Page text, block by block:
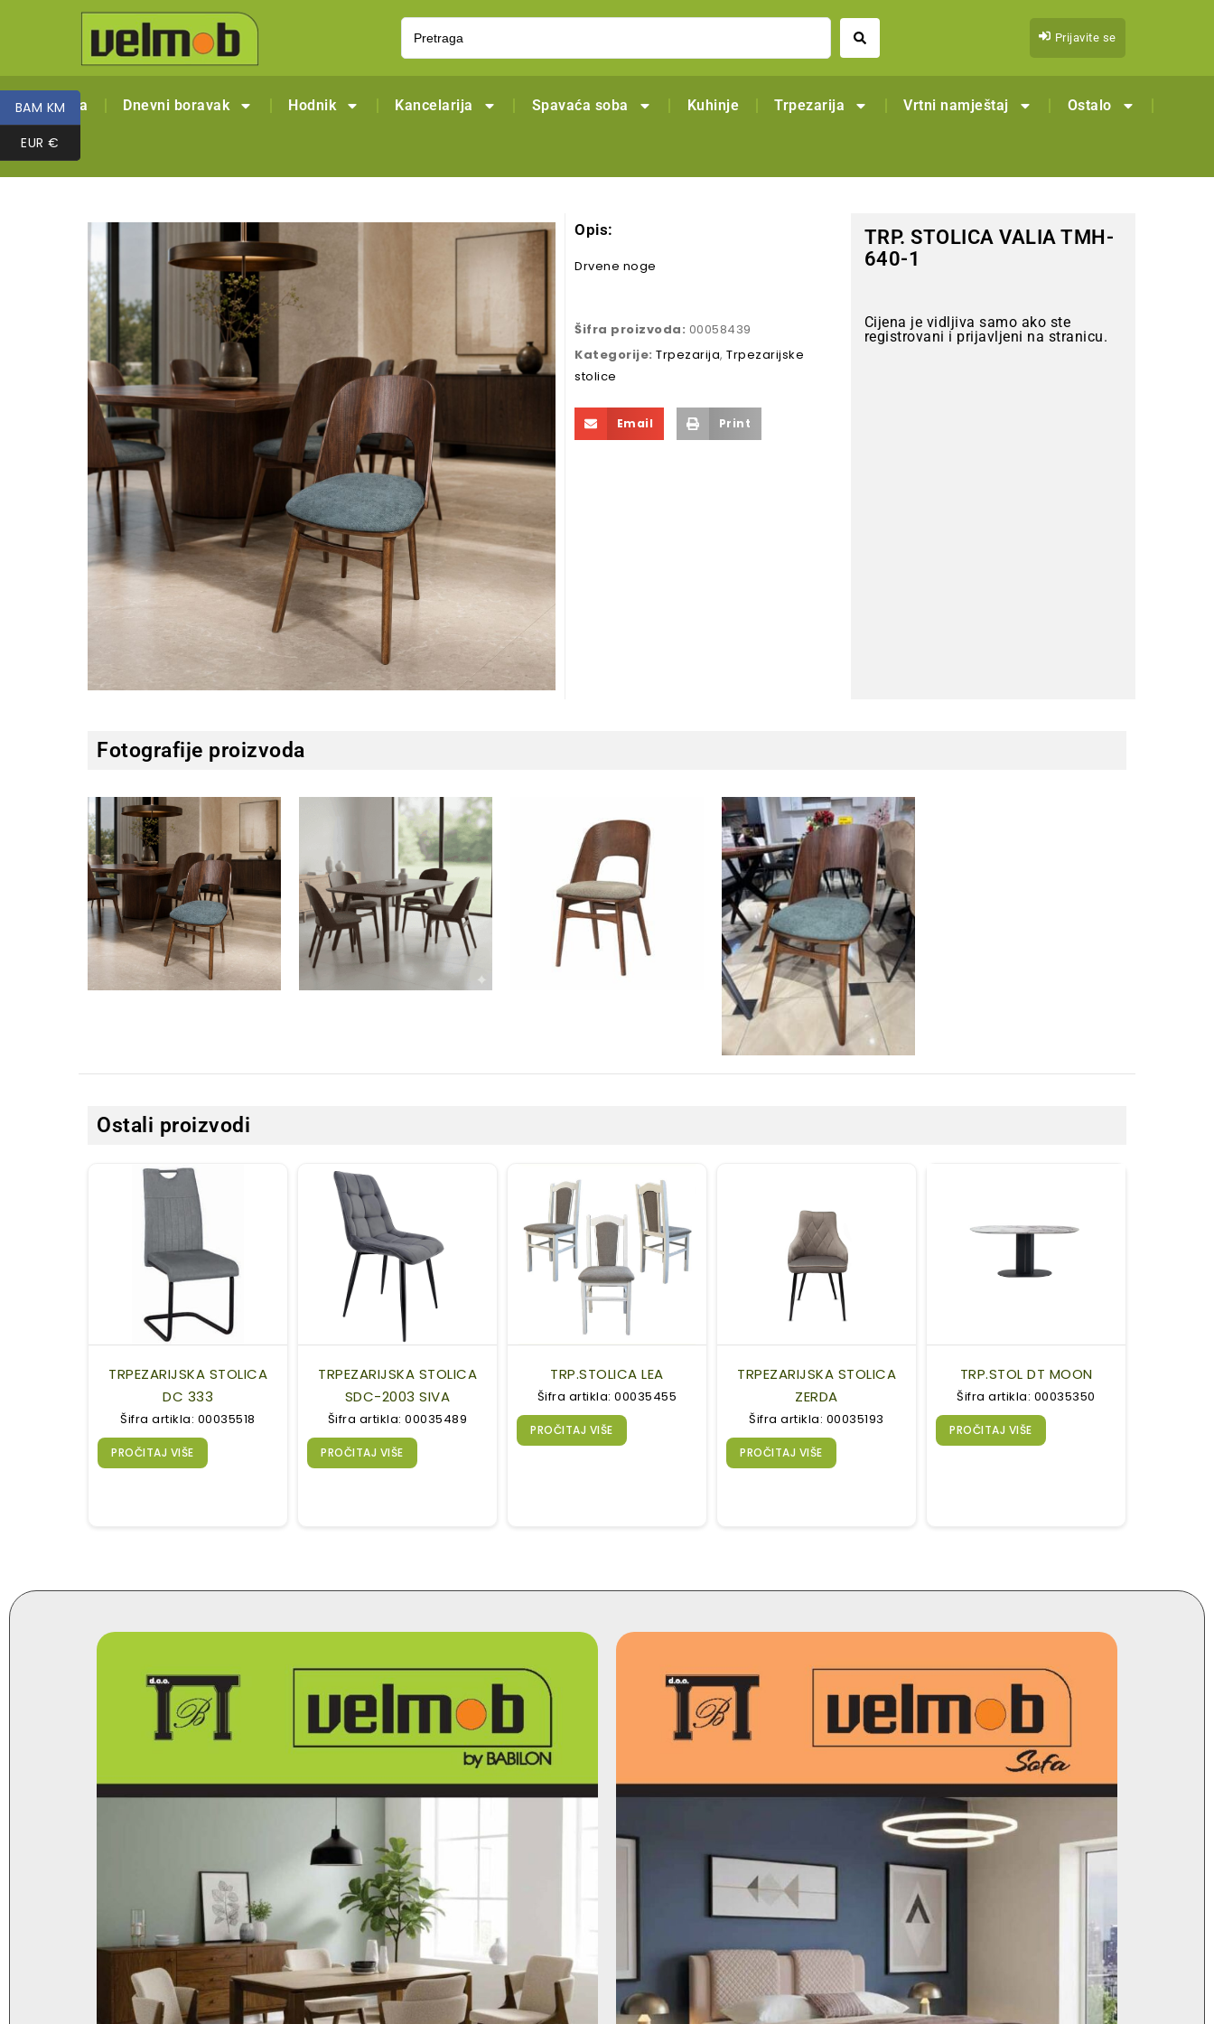
Prijavite se
Naslovna Dnevni boravak Hodnik Kancelarija Spavaća soba Kuhinje Trpezarija Vrtni namještaj Ostalo
Outlet
Opis:
Drvene noge
Šifra proizvoda: 00058439
Kategorije: Trpezarija,Trpezarijske
stolice
Email Print
TRP. STOLICA VALIA TMH-
640-1
Cijena je vidljiva samo ako ste
registrovani i prijavljeni na stranicu.
Fotografije proizvoda
Ostali proizvodi
TRPEZARIJSKA STOLICA
DC 333
Šifra artikla: 00035518
PROČITAJ VIŠE
TRPEZARIJSKA STOLICA
SDC-2003 SIVA
Šifra artikla: 00035489
PROČITAJ VIŠE
TRP.STOLICA LEA
Šifra artikla: 00035455
PROČITAJ VIŠE
TRPEZARIJSKA STOLICA
ZERDA
Šifra artikla: 00035193
PROČITAJ VIŠE
TRP.STOL DT MOON
Šifra artikla: 00035350
PROČITAJ VIŠE
BAM KM
EUR €
BAM KM
EUR €